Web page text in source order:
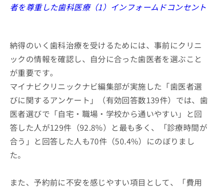
者を尊重した歯科医療（1）インフォームドコンセント
納得のいく歯科治療を受けるためには、事前にクリニ
ックの情報を確認し、自分に合った歯医者を選ぶこと
が重要です。
マイナビクリニックナビ編集部が実施した「歯医者選
びに関するアンケート」（有効回答数139件）では、歯
医者選びで「自宅・職場・学校から通いやすい」と回
答した人が129件（92.8%）と最も多く、「診療時間が
合う」と回答した人も70件（50.4%）にのぼりまし
た。
また、予約前に不安を感じやすい項目として、「費用